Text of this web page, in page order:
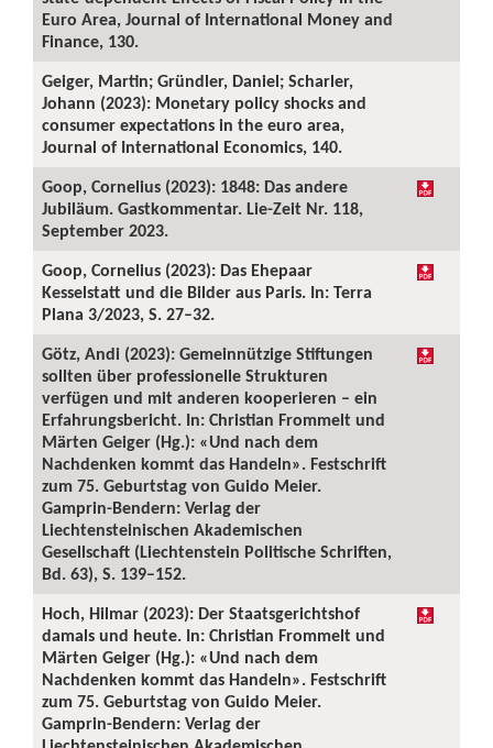
Euro Area, Journal of International Money and
Finance, 130.
Geiger, Martin; Gründler, Daniel; Scharler,
Johann (2023): Monetary policy shocks and
consumer expectations in the euro area,
Journal of International Economics, 140.
Goop, Cornelius (2023): 1848: Das andere
Jubiläum. Gastkommentar. Lie-Zeit Nr. 118,
September 2023.
Goop, Cornelius (2023): Das Ehepaar
Kesselstatt und die Bilder aus Paris. In: Terra
Plana 3/2023, S. 27–32.
Götz, Andi (2023): Gemeinnützige Stiftungen
sollten über professionelle Strukturen
verfügen und mit anderen kooperieren – ein
Erfahrungsbericht. In: Christian Frommelt und
Märten Geiger (Hg.): «Und nach dem
Nachdenken kommt das Handeln». Festschrift
zum 75. Geburtstag von Guido Meier.
Gamprin-Bendern: Verlag der
Liechtensteinischen Akademischen
Gesellschaft (Liechtenstein Politische Schriften,
Bd. 63), S. 139–152.
Hoch, Hilmar (2023): Der Staatsgerichtshof
damals und heute. In: Christian Frommelt und
Märten Geiger (Hg.): «Und nach dem
Nachdenken kommt das Handeln». Festschrift
zum 75. Geburtstag von Guido Meier.
Gamprin-Bendern: Verlag der